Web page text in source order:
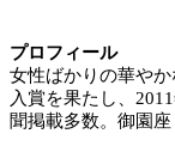
プロフィール
女性ばかりの華や
入賞を果たし、
聞掲載多数。御園